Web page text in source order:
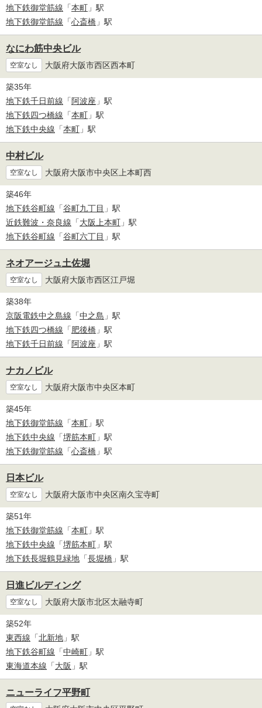
地下鉄御堂筋線 「本町 」駅
地下鉄御堂筋線 「心斎橋 」駅
なにわ筋中央ビル
空室なし 大阪府大阪市西区西本町
築35年
地下鉄千日前線 「 阿波座 」駅
地下鉄四つ橋線 「本町 」駅
地下鉄中央線 「本町 」駅
中村ビル
空室なし 大阪府大阪市中央区上本町西
築46年
地下鉄谷町線 「谷町九丁目 」駅
近鉄難波・奈良線 「大阪上本町 」駅
地下鉄谷町線 「谷町六丁目 」駅
ネオアージュ土佐堀
空室なし 大阪府大阪市西区江戸堀
築38年
京阪電鉄中之島線 「中之島 」駅
地下鉄四つ橋線 「肥後橋 」駅
地下鉄千日前線 「 阿波座 」駅
ナカノビル
空室なし 大阪府大阪市中央区本町
築45年
地下鉄御堂筋線 「本町 」駅
地下鉄中央線 「堺筋本町 」駅
地下鉄御堂筋線 「心斎橋 」駅
日本ビル
空室なし 大阪府大阪市中央区南久宝寺町
築51年
地下鉄御堂筋線 「本町 」駅
地下鉄中央線 「堺筋本町 」駅
地下鉄長堀鶴見緑地 「長堀橋 」駅
日進ビルディング
空室なし 大阪府大阪市北区太融寺町
築52年
東西線 「北新地 」駅
地下鉄谷町線 「中崎町 」駅
東海道本線 「大阪 」駅
ニューライフ平野町